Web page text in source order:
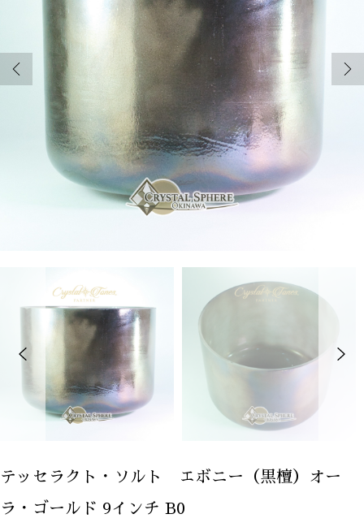
テッセラクト・ソルト エボニー（黒檀）オー
ラ・ゴールド 9インチ B0